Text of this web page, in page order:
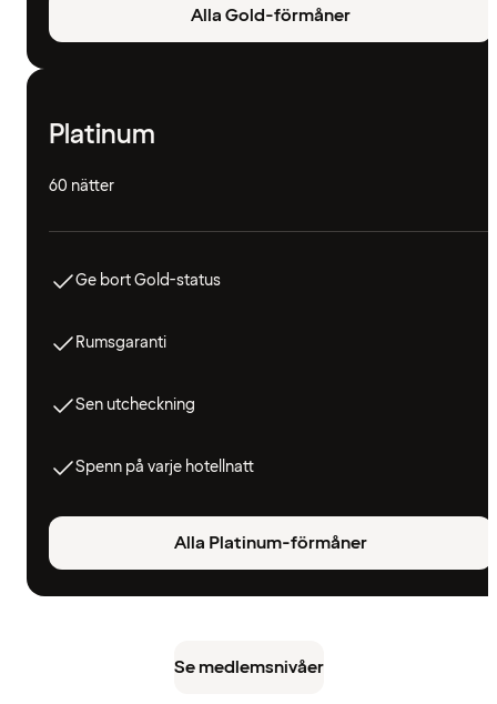
Alla Gold-förmåner
Platinum
60 nätter
Ge bort Gold-status
Rumsgaranti
Sen utcheckning
Spenn på varje hotellnatt
Alla Platinum-förmåner
Se medlemsnivåer